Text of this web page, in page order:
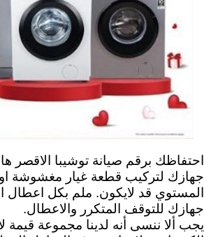
احتفاظك برقم صيانة توشيبا الاقصر
جهازك لتركيب قطعة غيار مغشوشة او
المستوي قد لايكون. ملم بكل اعطال
جهازك للتوقف المتكرر والاعطال.
يجب ألا ننسى أنه لدينا مجموعة قيمة